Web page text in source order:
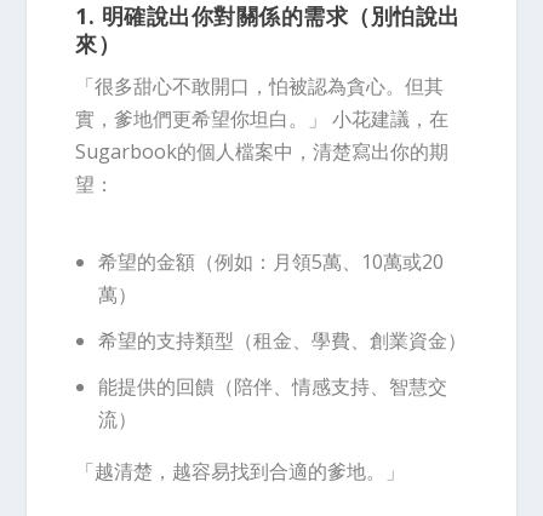
1. 明確說出你對關係的需求（別怕說出
來）
「很多甜心不敢開口，怕被認為貪心。但其
實，爹地們更希望你坦白。」 小花建議，在
Sugarbook的個人檔案中，清楚寫出你的期
望：
希望的金額（例如：月領5萬、10萬或20
萬）
希望的支持類型（租金、學費、創業資金）
能提供的回饋（陪伴、情感支持、智慧交
流）
「越清楚，越容易找到合適的爹地。」